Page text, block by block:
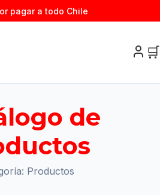
pagar a todo Chile
🛒
de
Productos